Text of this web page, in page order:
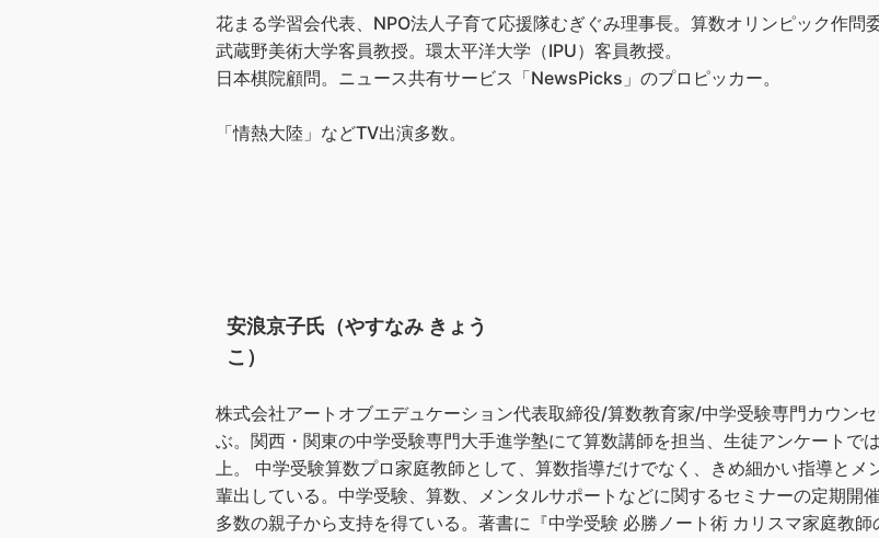
花まる学習会代表、NPO法人子育て応援隊むぎぐみ理事長。算数オリンピック作問委
武蔵野美術大学客員教授。環太平洋大学（IPU）客員教授。
日本棋院顧問。ニュース共有サービス「NewsPicks」のプロピッカー。
「情熱大陸」などTV出演多数。
安浪京子氏（やすなみ きょう
こ）
株式会社アートオブエデュケーション代表取締役/算数教育家/中学受験専門カウン
ぶ。関西・関東の中学受験専門大手進学塾にて算数講師を担当、生徒アンケートで
上。 中学受験算数プロ家庭教師として、算数指導だけでなく、きめ細かい指導と
輩出している。中学受験、算数、メンタルサポートなどに関するセミナーの定期開
多数の親子から支持を得ている。著書に『中学受験 必勝ノート術 カリスマ家庭教